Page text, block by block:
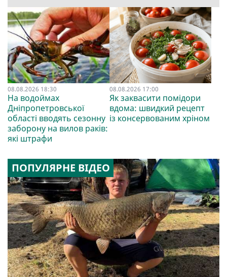
08.08.2026 18:30
На водоймах
Дніпропетровської
області вводять сезонну
заборону на вилов раків:
які штрафи
08.08.2026 17:00
Як заквасити помідори
вдома: швидкий рецепт
із консервованим хріном
ПОПУЛЯРНЕ ВІДЕО